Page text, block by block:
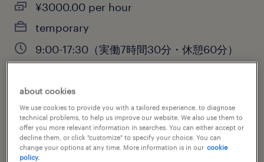
¥3000.00 per hour
temporary
9:00-17:30（実働7時間30分・休憩60分）
job category
information technology
about cookies
We use cookies to provide you with a tailored experience, to diagnose
technical problems, to help us improve our website. We also use them to
offer you more relevant information in searches. You can either accept or
decline them, or click "customize" to specify your choice. You can
change your options at any time. More information is in our cookie
policy.